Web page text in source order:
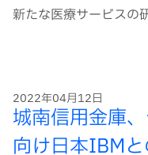
新たな医療サービスの
2022年04月12日
城南信用金庫
向け日本IBM